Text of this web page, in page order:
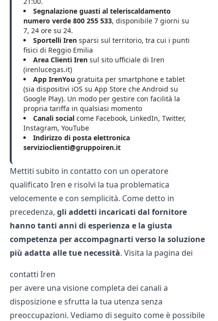
Segnalazione guasti al teleriscaldamento
numero verde 800 255 533, disponibile 7 giorni su
7, 24 ore su 24.
Sportelli Iren sparsi sul territorio, tra cui i punti
fisici di Reggio Emilia
Area Clienti Iren sul sito ufficiale di Iren
(irenlucegas.it)
App IrenYou gratuita per smartphone e tablet
(sia dispositivi iOS su App Store che Android su
Google Play). Un modo per gestire con facilità la
propria tariffa in qualsiasi momento
Canali social come Facebook, LinkedIn, Twitter,
Instagram, YouTube
Indirizzo di posta elettronica
servizioclienti@gruppoiren.it
Mettiti subito in contatto con un operatore
qualificato Iren e risolvi la tua problematica
velocemente e con semplicità. Come detto in
precedenza, gli addetti incaricati dal fornitore
hanno tanti anni di esperienza e la giusta
competenza per accompagnarti verso la soluzione
più adatta alle tue necessità. Visita la pagina dei
contatti Iren
per avere una visione completa dei canali a
disposizione e sfrutta la tua utenza senza
preoccupazioni. Vediamo di seguito come è possibile